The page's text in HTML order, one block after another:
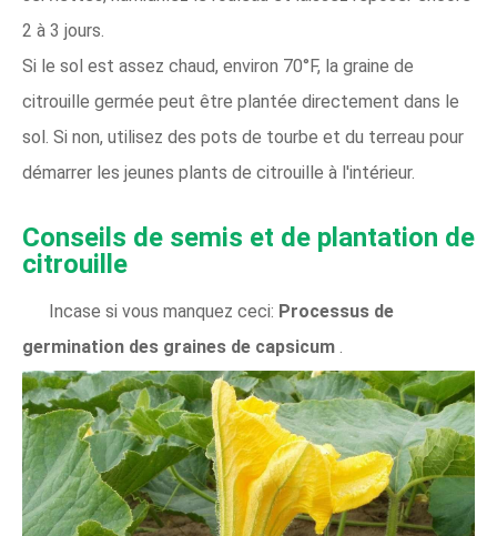
2 à 3 jours.
Si le sol est assez chaud, environ 70°F, la graine de
citrouille germée peut être plantée directement dans le
sol. Si non, utilisez des pots de tourbe et du terreau pour
démarrer les jeunes plants de citrouille à l'intérieur.
Conseils de semis et de plantation de
citrouille
Incase si vous manquez ceci: Processus de
germination des graines de capsicum .